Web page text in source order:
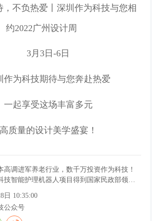
3月3日-6日
作为科技期待与您奔赴热爱
一起享受这场丰富多元
高质量的设计美学盛宴！
高调进军养老行业，数千万投资作为科技！
下一篇：深圳作为科技智能护理机器人项目得到国家民政部领导的高度认可
日 10:35:00
公众号